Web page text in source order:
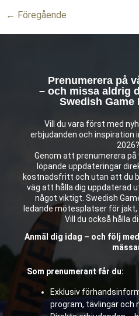
← Föregående
Prenumerera på
– och missa aldrig
Swedish Game
Vill du vara först med
erbjudanden och inspiration
2026?
Genom att prenumerera
löpande uppdateringar
kostnadsfritt och utan att du
väg att hålla dig uppdaterad
något viktigt. Swedish
ledande mötesplatser för
Vill du också hålla
Anmäl dig idag – och följ
Som prenumerant får du:
Exklusiv
program, tävlingar och